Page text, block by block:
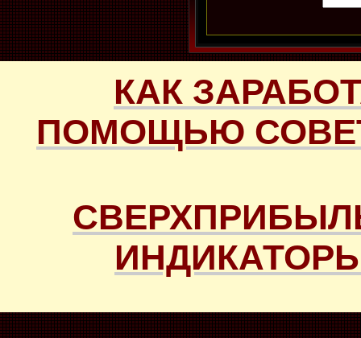
КАК
ПОМОЩЬЮ